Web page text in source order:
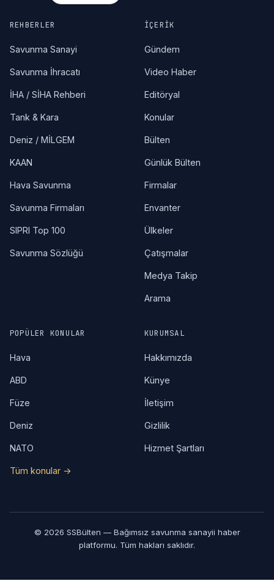
REHBERLER
Savunma Sanayi
Savunma İhracatı
İHA / SİHA Rehberi
Tank & Kara
Deniz / MİLGEM
KAAN
Hava Savunma
Savunma Firmaları
SIPRI Top 100
Savunma Sözlüğü
İÇERIK
Gündem
Video Haber
Editöryal
Konular
Bülten
Günlük Bülten
Firmalar
Envanter
Ülkeler
Çatışmalar
Medya Takip
Arama
POPÜLER KONULAR
Hava
ABD
Füze
Deniz
NATO
Tüm konular →
KURUMSAL
Hakkımızda
Künye
İletişim
Gizlilik
Hizmet Şartları
© 2026 SSBülten — Bağımsız savunma sanayii haber
platformu. Tüm hakları saklıdır.